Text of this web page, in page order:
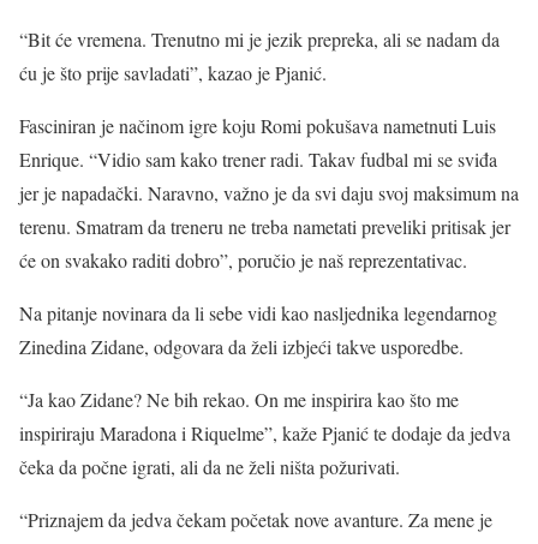
“Bit će vremena. Trenutno mi je jezik prepreka, ali se nadam da
ću je što prije savladati”, kazao je Pjanić.
Fasciniran je načinom igre koju Romi pokušava nametnuti Luis
Enrique. “Vidio sam kako trener radi. Takav fudbal mi se sviđa
jer je napadački. Naravno, važno je da svi daju svoj maksimum na
terenu. Smatram da treneru ne treba nametati preveliki pritisak jer
će on svakako raditi dobro”, poručio je naš reprezentativac.
Na pitanje novinara da li sebe vidi kao nasljednika legendarnog
Zinedina Zidane, odgovara da želi izbjeći takve usporedbe.
“Ja kao Zidane? Ne bih rekao. On me inspirira kao što me
inspiriraju Maradona i Riquelme”, kaže Pjanić te dodaje da jedva
čeka da počne igrati, ali da ne želi ništa požurivati.
“Priznajem da jedva čekam početak nove avanture. Za mene je